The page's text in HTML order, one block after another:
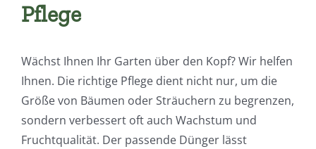
Pflege
Wächst Ihnen Ihr Garten über den Kopf? Wir helfen
Ihnen. Die richtige Pflege dient nicht nur, um die
Größe von Bäumen oder Sträuchern zu begrenzen,
sondern verbessert oft auch Wachstum und
Fruchtqualität. Der passende Dünger lässt